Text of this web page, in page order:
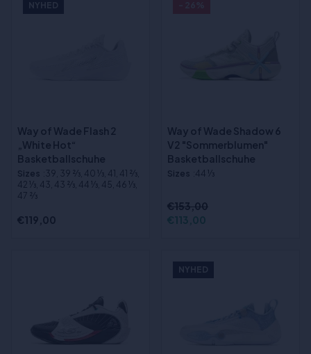
NYHED
Way of Wade Flash 2
„White Hot“
Basketballschuhe
Sizes :39, 39 2⁄3, 40 1⁄3, 41, 41 2⁄3,
42 1⁄3, 43, 43 2⁄3, 44 1⁄3, 45, 46 1⁄3,
47 2⁄3
€119,00
Way of Wade Shadow 6
V2 "Sommerblumen"
Basketballschuhe
Sizes :44 1⁄3
€153,00
€113,00
NYHED